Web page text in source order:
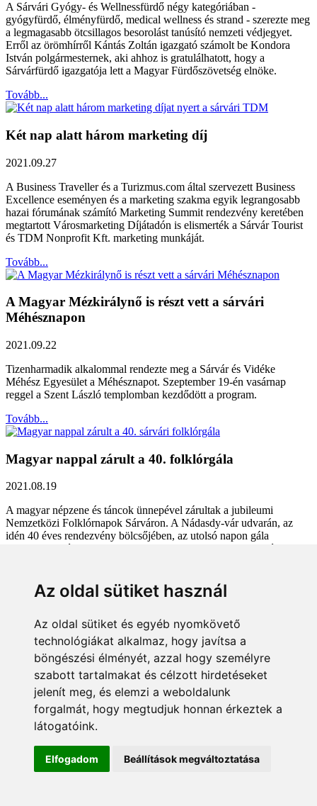
Az oldal sütiket használ
Az oldal sütiket és egyéb nyomkövető
technológiákat alkalmaz, hogy javítsa a
böngészési élményét, azzal hogy személyre
szabott tartalmakat és célzott hirdetéseket
jelenít meg, és elemzi a weboldalunk
forgalmát, hogy megtudjuk honnan érkeztek a
látogatóink.
Elfogadom Beállítások megváltoztatása
A Sárvári Gyógy- és Wellnessfürdő négy kategóriában -
gyógyfürdő, élményfürdő, medical wellness és strand - szerezte meg
a legmagasabb ötcsillagos besorolást tanúsító nemzeti védjegyet.
Erről az örömhírről Kántás Zoltán igazgató számolt be Kondora
István polgármesternek, aki ahhoz is gratulálhatott, hogy a
Sárvárfürdő igazgatója lett a Magyar Fürdőszövetség elnöke.
Tovább...
Két nap alatt három marketing díj
2021.09.27
A Business Traveller és a Turizmus.com által szervezett Business
Excellence eseményen és a marketing szakma egyik legrangosabb
hazai fórumának számító Marketing Summit rendezvény keretében
megtartott Városmarketing Díjátadón is elismerték a Sárvár Tourist
és TDM Nonprofit Kft. marketing munkáját.
Tovább...
A Magyar Mézkirálynő is részt vett a sárvári
Méhésznapon
2021.09.22
Tizenharmadik alkalommal rendezte meg a Sárvár és Vidéke
Méhész Egyesület a Méhésznapot. Szeptember 19-én vasárnap
reggel a Szent László templomban kezdődött a program.
Tovább...
Magyar nappal zárult a 40. folklórgála
2021.08.19
A magyar népzene és táncok ünnepével zárultak a jubileumi
Nemzetközi Folklórnapok Sárváron. A Nádasdy-vár udvarán, az
idén 40 éves rendezvény bölcsőjében, az utolsó napon gála
hangulatban léptek fel többek közt azok a helyi együttesek és
Tovább...
Kitüntetést kapott a helyi polgárőr elnök
2021.07.20
Nyolc hónap után újra megtarthatta küldöttgyűlését az Országos
Polgárőr Szövetség. A rendezvényen elismerésben részesült Sárvár
Város Polgárőr Egyesületének elnöke.